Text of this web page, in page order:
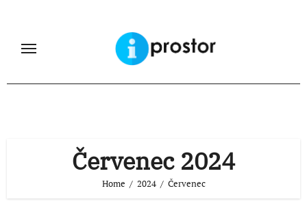
content
Červenec 2024
Home 2024 Červenec